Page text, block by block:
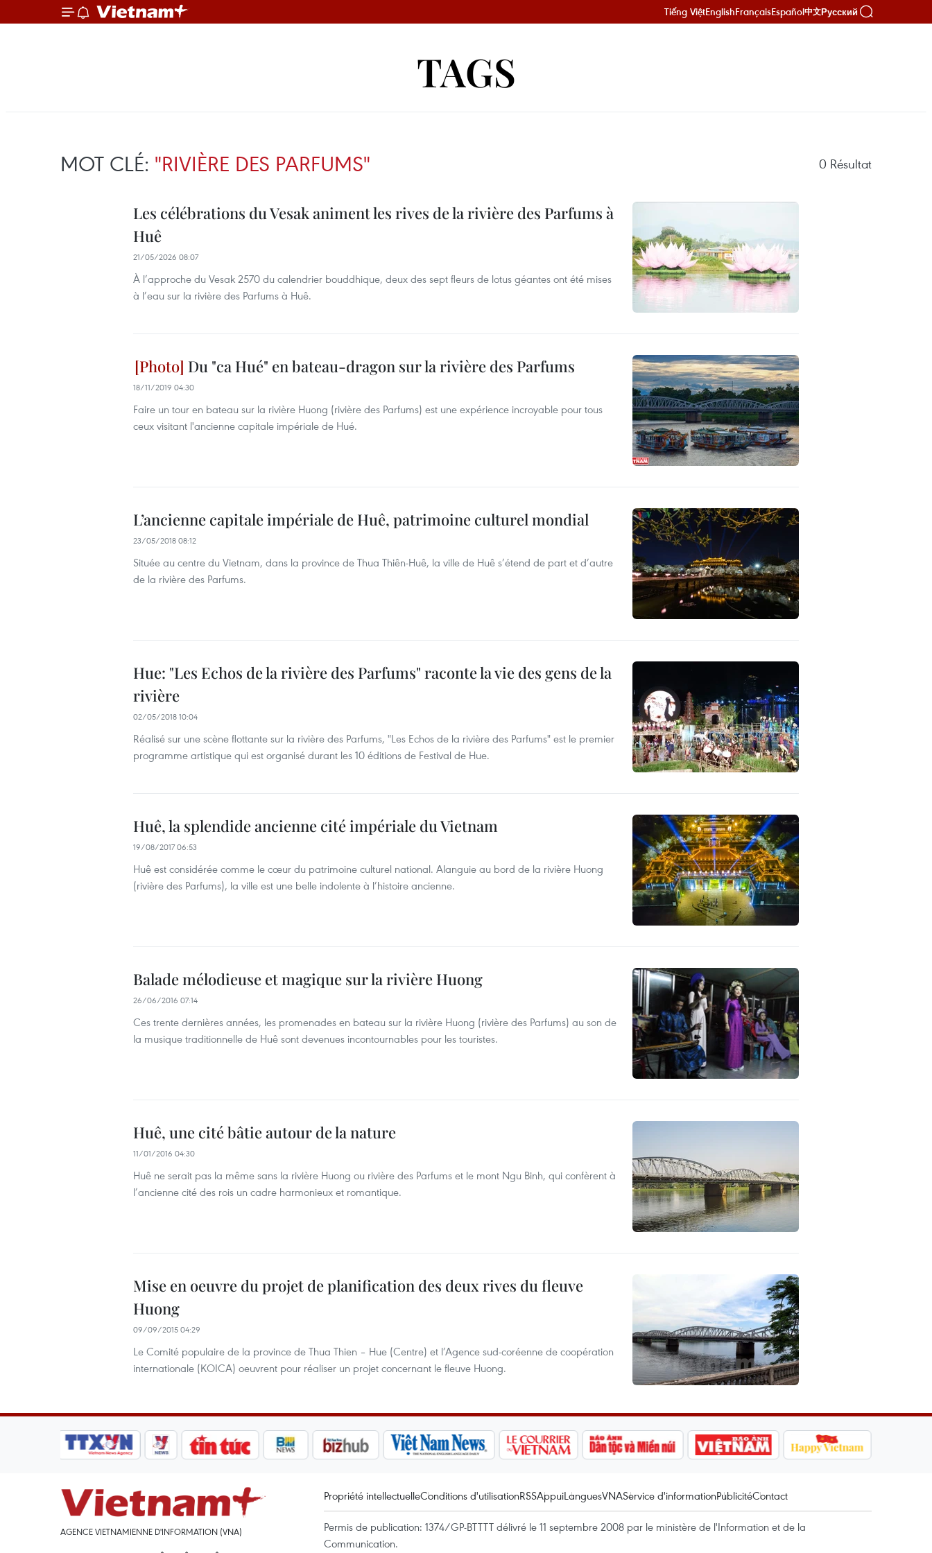
Tiếng ViệtEnglishFrançaisEspañol中文Русский
TAGS
MOT CLÉ: "RIVIÈRE DES PARFUMS" 0 Résultat
Les célébrations du Vesak animent les rives de la rivière des Parfums à
Huê
21/05/2026 08:07
À l’approche du Vesak 2570 du calendrier bouddhique, deux des sept fleurs de lotus géantes ont été mises
à l’eau sur la rivière des Parfums à Huê.
Du "ca Hué" en bateau-dragon sur la rivière des Parfums
18/11/2019 04:30
Faire un tour en bateau sur la rivière Huong (rivière des Parfums) est une expérience incroyable pour tous
ceux visitant l'ancienne capitale impériale de Hué.
L’ancienne capitale impériale de Huê, patrimoine culturel mondial
23/05/2018 08:12
Située au centre du Vietnam, dans la province de Thua Thiên-Huê, la ville de Huê s’étend de part et d’autre
de la rivière des Parfums.
Hue: "Les Echos de la rivière des Parfums" raconte la vie des gens de la
rivière
02/05/2018 10:04
Réalisé sur une scène flottante sur la rivière des Parfums, "Les Echos de la rivière des Parfums" est le premier
programme artistique qui est organisé durant les 10 éditions de Festival de Hue.
Huê, la splendide ancienne cité impériale du Vietnam
19/08/2017 06:53
Huê est considérée comme le cœur du patrimoine culturel national. Alanguie au bord de la rivière Huong
(rivière des Parfums), la ville est une belle indolente à l’histoire ancienne.
Balade mélodieuse et magique sur la rivière Huong
26/06/2016 07:14
Ces trente dernières années, les promenades en bateau sur la rivière Huong (rivière des Parfums) au son de
la musique traditionnelle de Huê sont devenues incontournables pour les touristes.
Huê, une cité bâtie autour de la nature
11/01/2016 04:30
Huê ne serait pas la même sans la rivière Huong ou rivière des Parfums et le mont Ngu Binh, qui confèrent à
l’ancienne cité des rois un cadre harmonieux et romantique.
Mise en oeuvre du projet de planification des deux rives du fleuve
Huong
09/09/2015 04:29
Le Comité populaire de la province de Thua Thien – Hue (Centre) et l’Agence sud-coréenne de coopération
internationale (KOICA) oeuvrent pour réaliser un projet concernant le fleuve Huong.
AGENCE VIETNAMIENNE D'INFORMATION (VNA)
Propriété intellectuelleConditions d'utilisationRSSAppuiLanguesVNAService d'informationPublicitéContact
Permis de publication: 1374/GP-BTTTT délivré le 11 septembre 2008 par le ministère de l'Information et de la
Communication.